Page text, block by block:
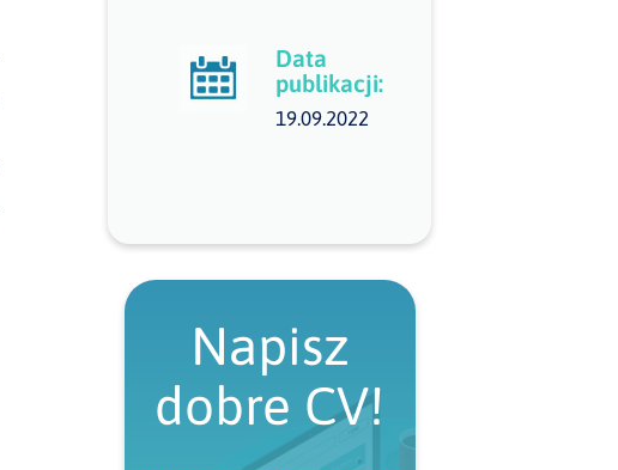
Data
publikacji:
19.09.2022
Napisz
dobre CV!